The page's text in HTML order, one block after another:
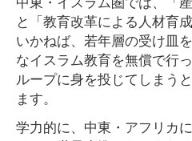
と「教育改革による人材育
いかねば、若年層の受け皿
なイスラム教育を無償で行
ループに身を投じてしまう
ます。
学力的に、中東・アフリカ